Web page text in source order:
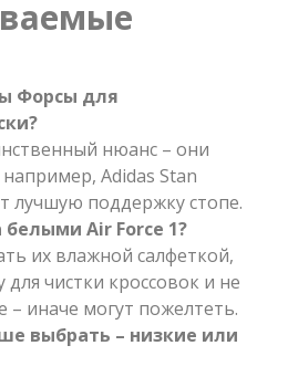
Форсы для
нюанс – они
Adidas Stan
лучшую поддержку стопе.
Air Force 1?
их влажной салфеткой,
для чистки кроссовок и не
иначе могут пожелтеть.
выбрать – низкие или